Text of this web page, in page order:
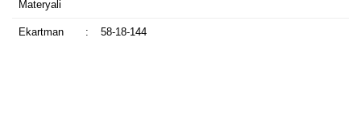
Materyali
Ekartman : 58-18-144